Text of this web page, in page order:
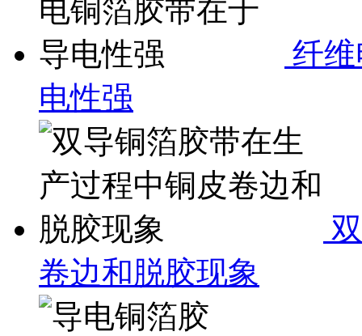
纤
电性强
卷边和脱胶现象